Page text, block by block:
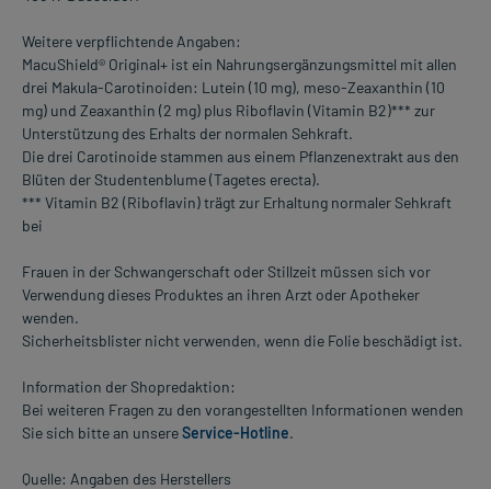
Weitere verpflichtende Angaben:
MacuShield® Original+ ist ein Nahrungsergänzungsmittel mit allen
drei Makula-Carotinoiden: Lutein (10 mg), meso-Zeaxanthin (10
mg) und Zeaxanthin (2 mg) plus Riboflavin (Vitamin B2)*** zur
Unterstützung des Erhalts der normalen Sehkraft.
Die drei Carotinoide stammen aus einem Pflanzenextrakt aus den
Blüten der Studentenblume (Tagetes erecta).
*** Vitamin B2 (Riboflavin) trägt zur Erhaltung normaler Sehkraft
bei
Frauen in der Schwangerschaft oder Stillzeit müssen sich vor
Verwendung dieses Produktes an ihren Arzt oder Apotheker
wenden.
Sicherheitsblister nicht verwenden, wenn die Folie beschädigt ist.
Information der Shopredaktion:
Bei weiteren Fragen zu den vorangestellten Informationen wenden
Sie sich bitte an unsereService-Hotline.
Quelle: Angaben des Herstellers